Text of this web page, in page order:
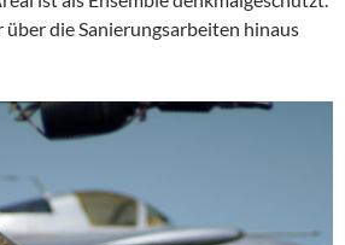
über die Sanierungsarbeiten hinaus